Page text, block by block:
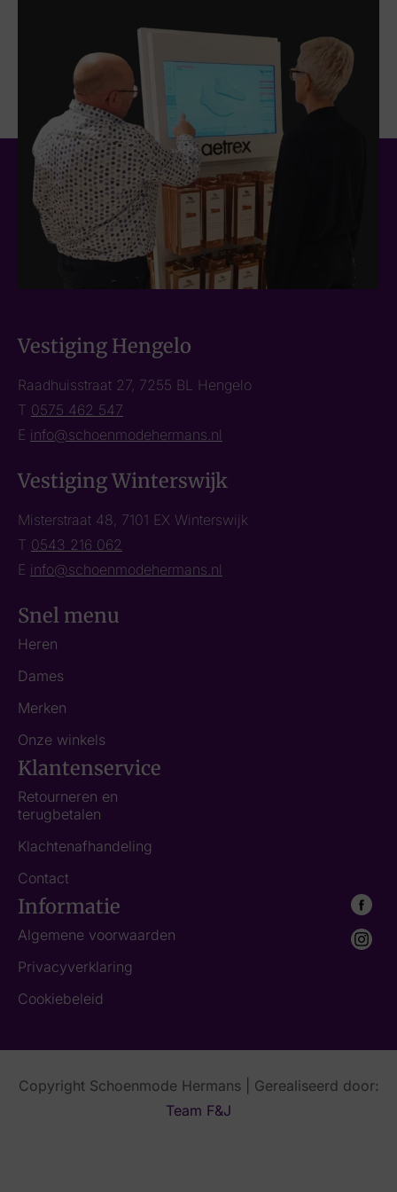
Vestiging Hengelo
Raadhuisstraat 27, 7255 BL Hengelo
T 0575 462 547
E info@schoenmodehermans.nl
Vestiging Winterswijk
Misterstraat 48, 7101 EX Winterswijk
T 0543 216 062
E info@schoenmodehermans.nl
Snel menu
Heren
Dames
Merken
Onze winkels
Klantenservice
Retourneren en
terugbetalen
Klachtenafhandeling
Contact
Informatie
Algemene voorwaarden
Privacyverklaring
Cookiebeleid
Copyright Schoenmode Hermans | Gerealiseerd door:
Team F&J